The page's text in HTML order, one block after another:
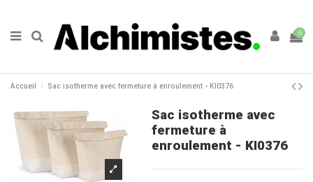
0
Accueil Sac isotherme avec fermeture à enroulement - KI0376
Sac isotherme avec
fermeture à
enroulement - KI0376